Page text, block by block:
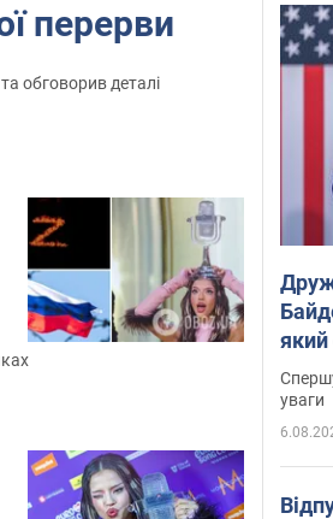
перерви
обговорив деталі
який
уваги